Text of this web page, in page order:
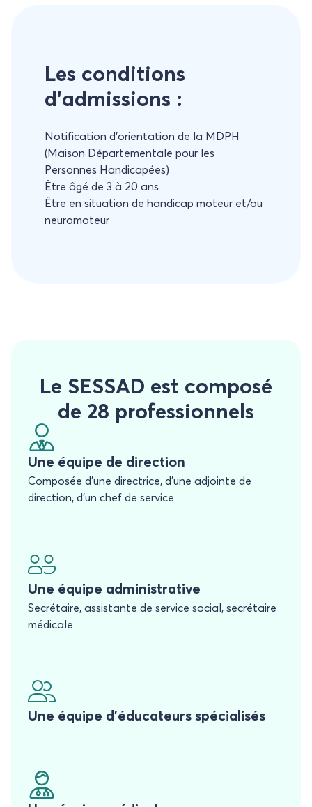
Les conditions
d’admissions :
Notification d’orientation de la MDPH
(Maison Départementale pour les
Personnes Handicapées)
Être âgé de 3 à 20 ans
Être en situation de handicap moteur et/ou
neuromoteur
Le SESSAD est composé
de 28 professionnels
Une équipe de direction
Composée d’une directrice, d’une adjointe de
direction, d’un chef de service
Une équipe administrative
Secrétaire, assistante de service social, secrétaire
médicale
Une équipe d’éducateurs spécialisés